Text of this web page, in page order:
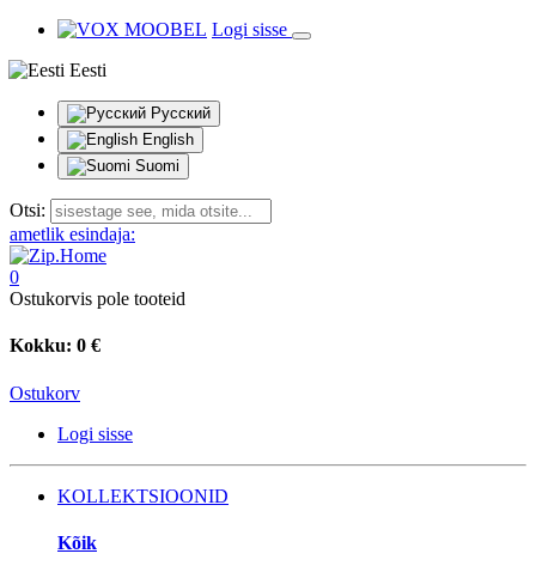
Logi sisse
Eesti
Русский
English
Suomi
Otsi:
ametlik esindaja:
0
Ostukorvis pole tooteid
Kokku: 0 €
Ostukorv
Logi sisse
KOLLEKTSIOONID
Kõik